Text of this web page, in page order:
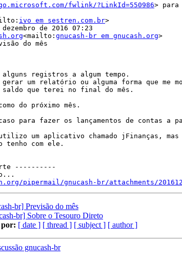
fwlink/?LinkId=550986> para
ivo em sestren.com.br>
de 2016 07:23
<mailto: gnucash-br em gnucash.org>
do mês
registros a algum tempo.
um relatório ou alguma forma que me
saldo que terei no final do mês.
do próximo mês.
para fazer os lançamentos de contas a
um aplicativo chamado jFinanças,
tenho com ele.
----------
pipermail/gnucash-br/attachments/
br] Previsão do mês
br] Sobre o Tesouro Direto
por: [ date ] [ thread ] [ subject ] [ author ]
gnucash-br